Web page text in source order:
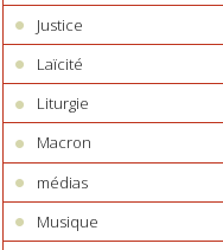
Justice
Laïcité
Liturgie
Macron
médias
Musique